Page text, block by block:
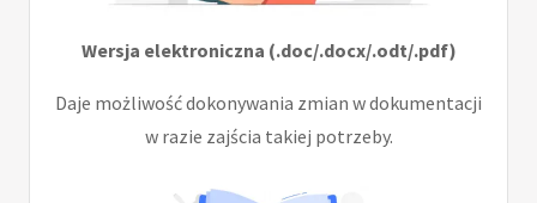
Wersja elektroniczna (.doc/.docx/.odt/.pdf)
Daje możliwość dokonywania zmian w dokumentacji
w razie zajścia takiej potrzeby.